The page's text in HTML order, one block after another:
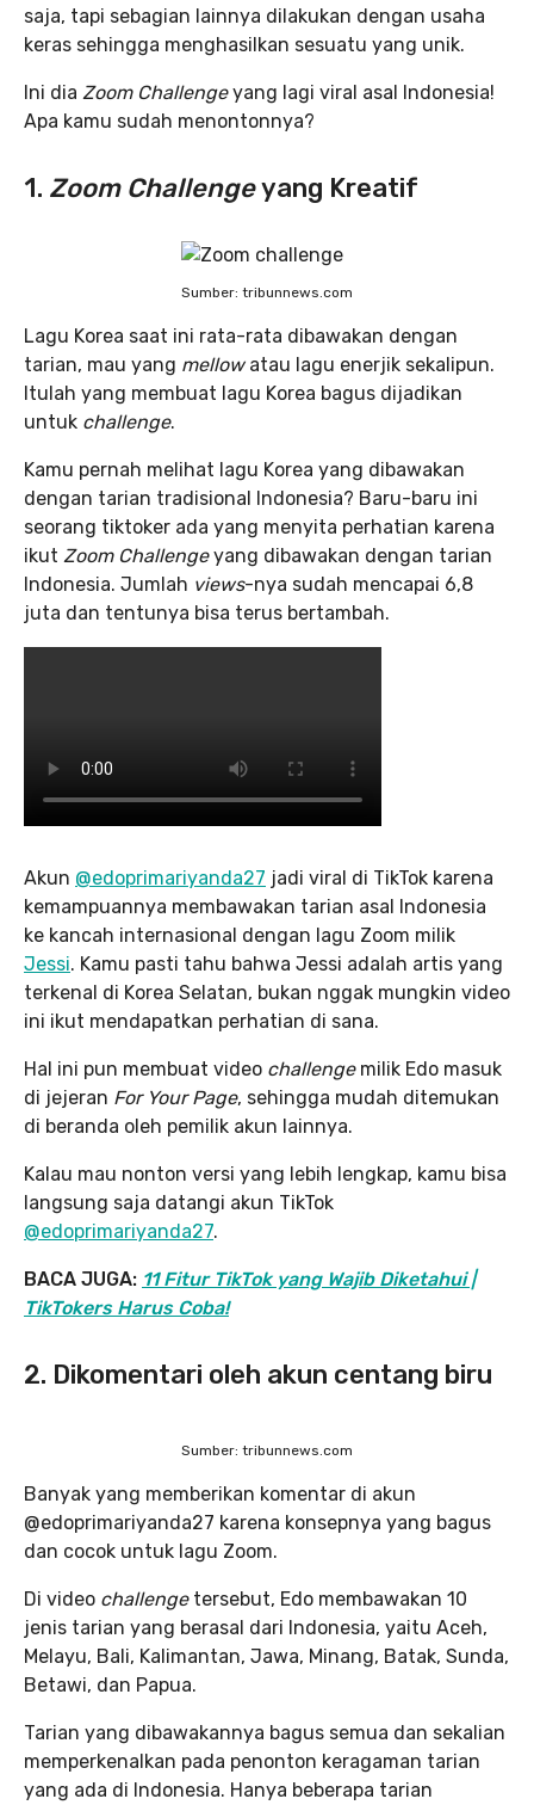
saja, tapi sebagian lainnya dilakukan dengan usaha
keras sehingga menghasilkan sesuatu yang unik.
Ini dia Zoom Challengeyang lagi viral asal Indonesia!
Apa kamu sudah menontonnya?
1. Zoom Challengeyang Kreatif
Sumber: tribunnews.com
Lagu Korea saat ini rata-rata dibawakan dengan
tarian, mau yang mellowatau lagu enerjik sekalipun.
Itulah yang membuat lagu Korea bagus dijadikan
untuk challenge.
Kamu pernah melihat lagu Korea yang dibawakan
dengan tarian tradisional Indonesia? Baru-baru ini
seorang tiktoker ada yang menyita perhatian karena
ikut Zoom Challengeyang dibawakan dengan tarian
Indonesia. Jumlah views-nya sudah mencapai 6,8
juta dan tentunya bisa terus bertambah.
Akun @edoprimariyanda27 jadi viral di TikTok karena
kemampuannya membawakan tarian asal Indonesia
ke kancah internasional dengan lagu Zoom milik
Jessi. Kamu pasti tahu bahwa Jessi adalah artis yang
terkenal di Korea Selatan, bukan nggak mungkin video
ini ikut mendapatkan perhatian di sana.
Hal ini pun membuat video challengemilik Edo masuk
di jejeran For Your Page, sehingga mudah ditemukan
di beranda oleh pemilik akun lainnya.
Kalau mau nonton versi yang lebih lengkap, kamu bisa
langsung saja datangi akun TikTok
@edoprimariyanda27.
BACA JUGA: 11 Fitur TikTok yang Wajib Diketahui |
TikTokers Harus Coba!
2. Dikomentari oleh akun centang biru
Sumber: tribunnews.com
Banyak yang memberikan komentar di akun
@edoprimariyanda27 karena konsepnya yang bagus
dan cocok untuk lagu Zoom.
Di video challengetersebut, Edo membawakan 10
jenis tarian yang berasal dari Indonesia, yaitu Aceh,
Melayu, Bali, Kalimantan, Jawa, Minang, Batak, Sunda,
Betawi, dan Papua.
Tarian yang dibawakannya bagus semua dan sekalian
memperkenalkan pada penonton keragaman tarian
yang ada di Indonesia. Hanya beberapa tarian